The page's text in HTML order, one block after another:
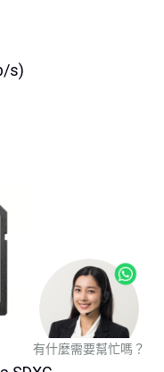
s)
有什麼需要幫忙嗎？